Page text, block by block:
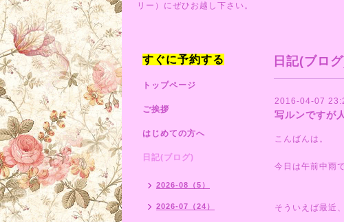
リー）にぜひお越し下さい。
日記(ブロ
2016-04-07
写ルンですが
こんばんは。
今日は午前中雨
そういえば最近
すぐに予約する
トップページ
ご挨拶
はじめての方へ
日記(ブログ)
2026-08（5）
2026-07（24）